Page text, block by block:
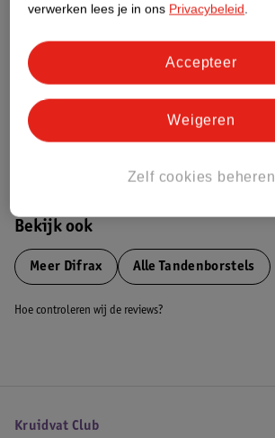
Nature Impact Score
Impact Score.
Meer informatie
Bekijk ook
Meer Difrax Alle Tandenborstels
Hoe controleren wij de reviews?
Kruidvat Club
verwerken lees je in ons Privacybeleid.
Zelf cookies beheren
Weigeren
Accepteer